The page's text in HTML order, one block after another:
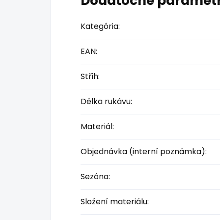
Kategória:
EAN:
Střih:
Délka rukávu:
Materiál:
Objednávka (interní poznámka):
Sezóna:
Složení materiálu: